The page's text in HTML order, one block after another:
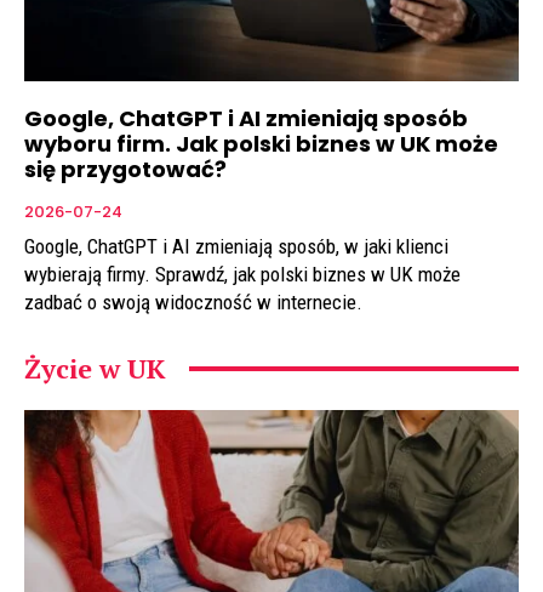
Google, ChatGPT i AI zmieniają sposób
wyboru firm. Jak polski biznes w UK może
się przygotować?
2026-07-24
Google, ChatGPT i AI zmieniają sposób, w jaki klienci
wybierają firmy. Sprawdź, jak polski biznes w UK może
zadbać o swoją widoczność w internecie.
Życie w UK